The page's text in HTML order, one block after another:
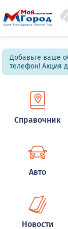
Добавьте ваше
телефон! Акция
Справочник
Авто
Новости